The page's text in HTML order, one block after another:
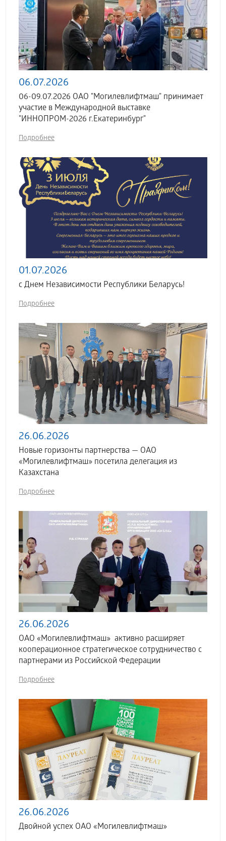
06.07.2026
06-09.07.2026 ОАО "Могилевлифтмаш" принимает
участие в Международной выставке
"ИННОПРОМ-2026 г.Екатеринбург"
Подробнее
01.07.2026
с Днем Независимости Республики Беларусь!
Подробнее
26.06.2026
Новые горизонты партнерства — ОАО
«Могилевлифтмаш» посетила делегация из
Казахстана
Подробнее
26.06.2026
ОАО «Могилевлифтмаш» активно расширяет
кооперационное стратегическое сотрудничество с
партнерами из Российской Федерации
Подробнее
26.06.2026
Двойной успех ОАО «Могилевлифтмаш»